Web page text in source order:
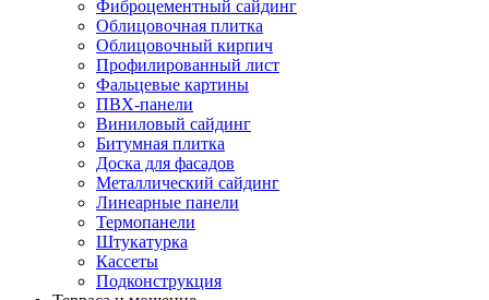
Фиброцементный сайдинг
Облицовочная плитка
Облицовочный кирпич
Профилированный лист
Фальцевые картины
ПВХ-панели
Виниловый сайдинг
Битумная плитка
Доска для фасадов
Металлический сайдинг
Линеарные панели
Термопанели
Штукатурка
Кассеты
Подконструкция